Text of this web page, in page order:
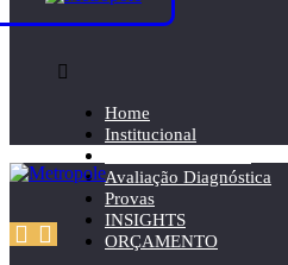
Home
Institucional
Avaliação Diagnóstica
Provas
INSIGHTS
ORÇAMENTO